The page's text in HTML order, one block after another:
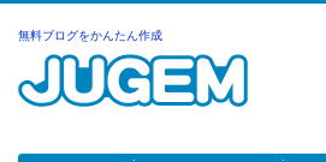
無料ブログをかんたん作成